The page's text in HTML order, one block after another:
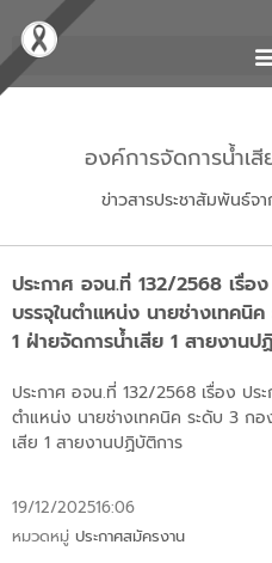
องค์การจัดการน้ำเ
ข่าวสารประชาสัมพันธ์จ
ประกาศ อจน.ที่ 132/2568 เรื่อ
บรรจุในตำแหน่ง นายช่างเทคนิ
1 ฝ่ายจัดการน้ำเสีย 1 สายงานป
ประกาศ อจน.ที่ 132/2568 เรื่อง ปร
ตำแหน่ง นายช่างเทคนิค ระดับ 3 กอ
เสีย 1 สายงานปฏิบัติการ
19/12/202516:06
หมวดหมู่ ประกาศสมัครงาน